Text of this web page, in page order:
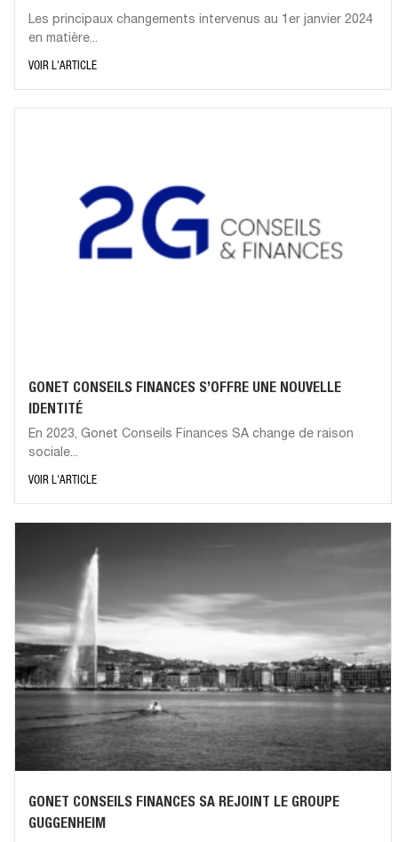
Les principaux changements intervenus au 1er janvier 2024
en matière...
VOIR L'ARTICLE
GONET CONSEILS FINANCES S’OFFRE UNE NOUVELLE
IDENTITÉ
En 2023, Gonet Conseils Finances SA change de raison
sociale...
VOIR L'ARTICLE
GONET CONSEILS FINANCES SA REJOINT LE GROUPE
GUGGENHEIM